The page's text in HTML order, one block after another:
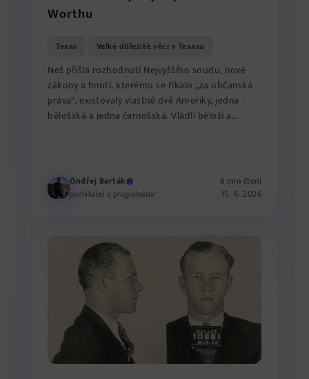
Worthu
Texas Velké důležité věci v Texasu
Než přišla rozhodnutí Nejvyššího soudu, nové
zákony a hnutí, kterému se říkalo „za občanská
práva", existovaly vlastně dvě Ameriky, jedna
bělošská a jedna černošská. Vládli běloši a
Ondřej Barták
podnikatel a programátor
8 min čtení
15. 6. 2026